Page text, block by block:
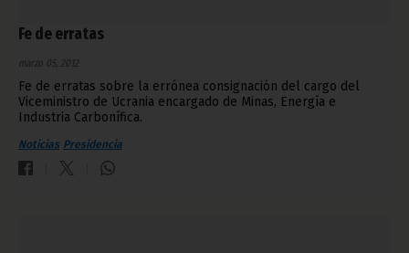
Fe de erratas
marzo 05, 2012
Fe de erratas sobre la errónea consignación del cargo del
Viceministro de Ucrania encargado de Minas, Energía e
Industria Carbonífica.
Noticias Presidencia